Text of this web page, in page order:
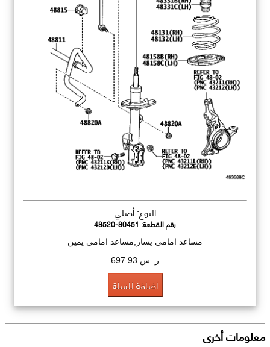
النوع: أصلي
رقم القطعة:48520-80451
مساعد امامي يسار,مساعد امامي يمين
ر. س.697.93
اضافة للسلة
معلومات أخرى